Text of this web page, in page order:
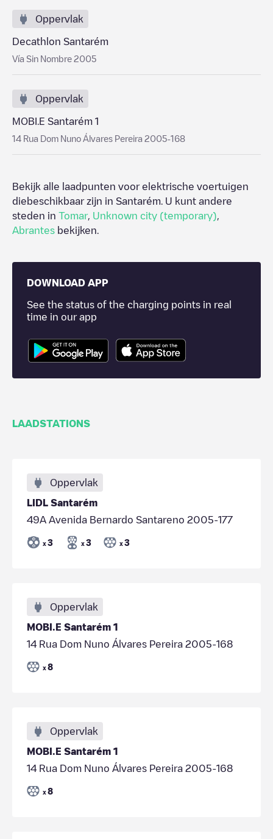
Oppervlak
Decathlon Santarém
Vía Sin Nombre 2005
Oppervlak
MOBI.E Santarém 1
14 Rua Dom Nuno Álvares Pereira 2005-168
Bekijk alle laadpunten voor elektrische voertuigen
diebeschikbaar zijn in Santarém . U kunt andere
steden in Tomar, Unknown city (temporary)
Abrantes bekijken.
DOWNLOAD APP
See the status of the charging points in real
time in our app
LAADSTATIONS
Oppervlak
LIDL Santarém
49A Avenida Bernardo Santareno 2005-177
x 3 x 3 x 3
Oppervlak
MOBI.E Santarém 1
14 Rua Dom Nuno Álvares Pereira 2005-168
x 8
Oppervlak
MOBI.E Santarém 1
14 Rua Dom Nuno Álvares Pereira 2005-168
x 8